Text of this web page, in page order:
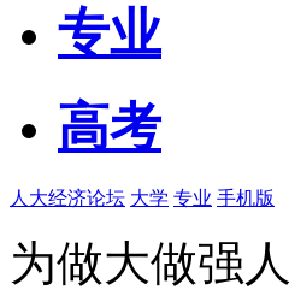
专业
高考
人大经济论坛 大学 专业 手机版
为做大做强